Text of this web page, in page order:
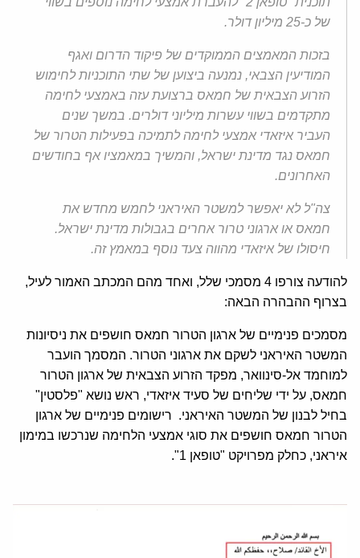
של כ-25 מיליון דולר.
בזכות המאמצים הממוקדים של פיקוד הדרום ואגף
המודיעין הצבאי, נמנעה ביצוען של שתי התוכניות לחימוש
הזרוע הצבאית של חמאס ברצועת עזה באמצעי לחימה
מתקדמים בשווי עשרות מיליוני דולרים. במשך שנים
העביר איזאדי אמצעי לחימה לתמיכה בפעילות הטרור של
חמאס נגד מדינת ישראל, והמשיך במאמציו אף בחודשים
האחרונים.
צה"ל לא יאפשר למשטר האיראני לחמש מחדש את
חמאס או ארגוני טרור אחרים בגבולות מדינת ישראל.
חיסולו של איזאדי מהווה צעד נוסף במאמץ זה.
להודעה צורפו 4 מסמכי שלל, ואחד מהם המכתב האמור לעיל,
בצרוף ההבהרה הבאה:
מסמכים פנימיים של ארגון הטרור חמאס חושפים את ניסיונות
המשטר האיראני לשקם את ארגוני הטרור. המסמך הועבר
למוחמד אל-סינוואר, מפקד הזרוע הצבאית של ארגון הטרור
חמאס, על ידי שליחים של סעיד איזאדי, ראש נושא "פלסטין"
בחיל לבנון של המשטר האיראני. רישומים פנימיים של ארגון
הטרור חמאס חושפים את סוגי אמצעי הלחימה שנרכשו במימון
איראני, כחלק מפרויקט "טופאן 1".